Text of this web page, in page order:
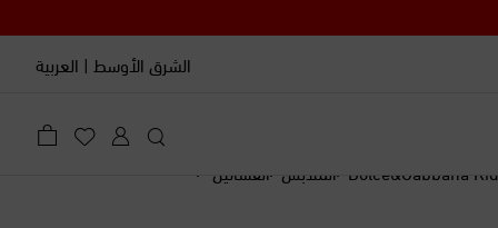
الشرق الأوسط | العربية
Dolce&Gabbana الملابس الفساتين